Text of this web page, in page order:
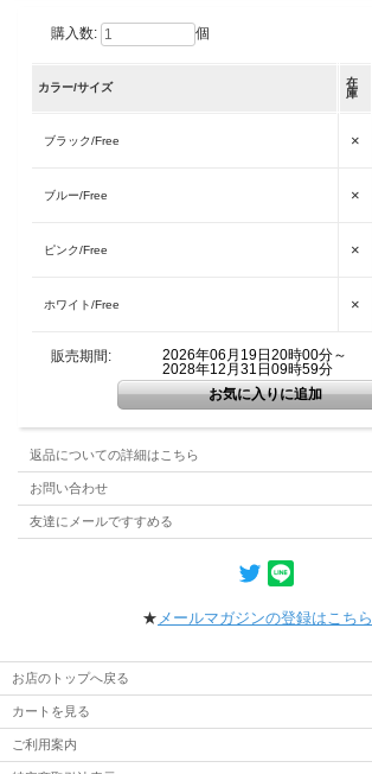
購入数: 個
カラー/サイズ
在
庫
ブラック/Free ×
ブルー/Free ×
ピンク/Free ×
ホワイト/Free ×
販売期間:
2026年06月19日20時00分～
2028年12月31日09時59分
返品についての詳細はこちら
お問い合わせ
友達にメールですすめる
★ メールマガジンの登録はこちら
お店のトップへ戻る
カートを見る
ご利用案内